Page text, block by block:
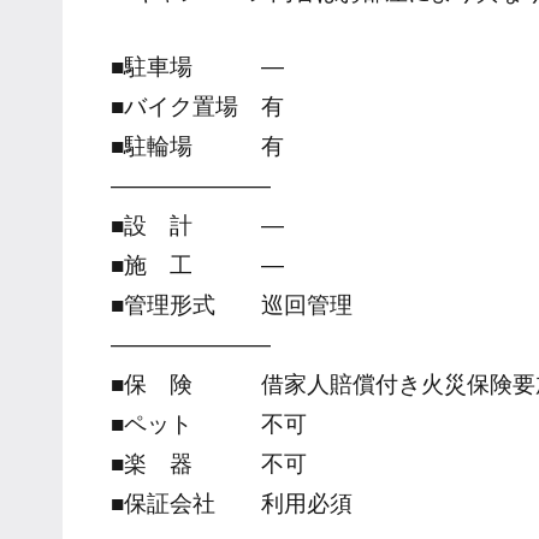
■駐車場 ―
■バイク置場 有
■駐輪場 有
―――――――
■設 計 ―
■施 工 ―
■管理形式 巡回管理
―――――――
■保 険 借家人賠償付き火災保険要
■ペット 不可
■楽 器 不可
■保証会社 利用必須